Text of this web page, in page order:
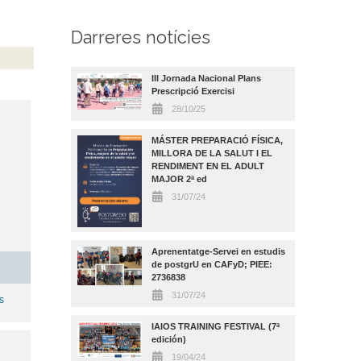
Darreres notícies
III Jornada Nacional Plans
Prescripció Exercisi
28/10/25
MÁSTER PREPARACIÓ FÍSICA,
MILLORA DE LA SALUT I EL
RENDIMENT EN EL ADULT
MAJOR 2ª ed
31/07/24
Aprenentatge-Servei en estudis
de postgrU en CAFyD; PIEE:
2736838
31/07/24
IAIOS TRAINING FESTIVAL (7ª
edición)
19/04/24